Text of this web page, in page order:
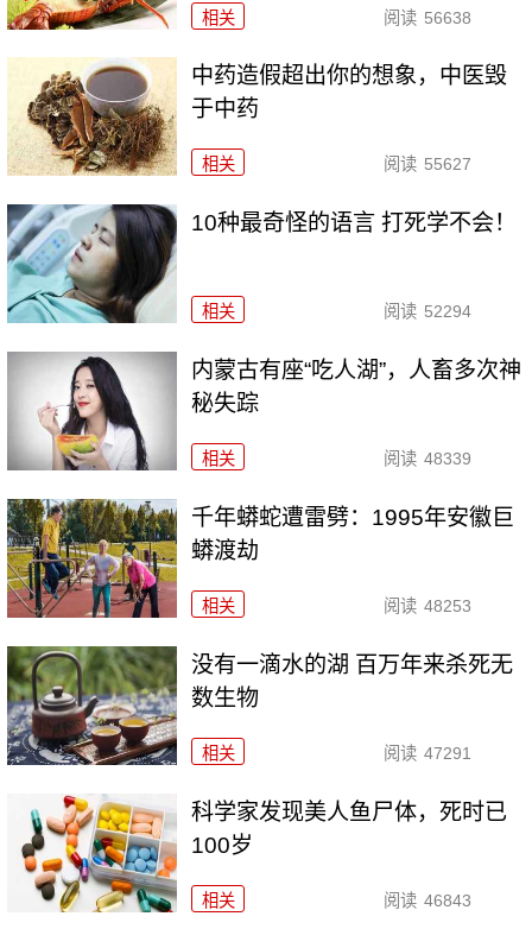
相关 阅读 56638
中药造假超出你的想象，中医毁
于中药
相关 阅读 55627
10种最奇怪的语言 打死学不会！
相关 阅读 52294
内蒙古有座“吃人湖”，人畜多次神
秘失踪
相关 阅读 48339
千年蟒蛇遭雷劈：1995年安徽巨
蟒渡劫
相关 阅读 48253
没有一滴水的湖 百万年来杀死无
数生物
相关 阅读 47291
科学家发现美人鱼尸体，死时已
100岁
相关 阅读 46843